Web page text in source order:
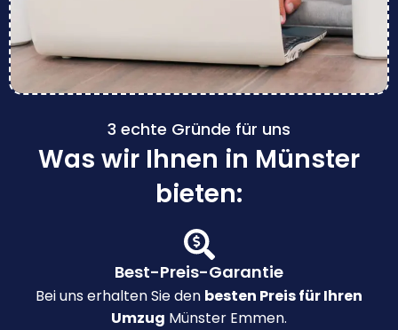
3 echte Gründe für uns
Was wir Ihnen in Münster
bieten:
Best-Preis-Garantie
Bei uns erhalten Sie den besten Preis für Ihren
Umzug Münster Emmen.